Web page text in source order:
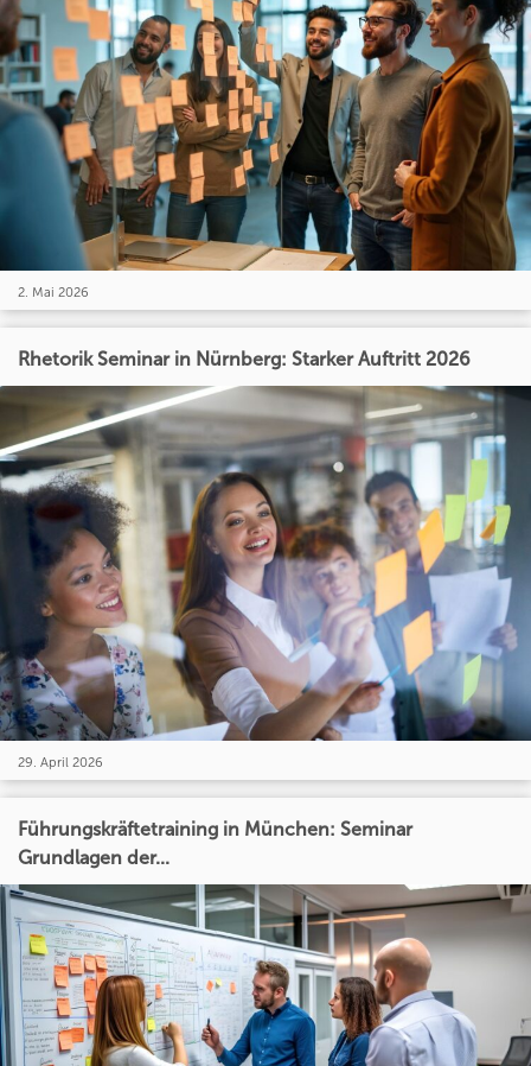
2. Mai 2026
Rhetorik Seminar in Nürnberg: Starker Auftritt 2026
29. April 2026
Führungskräftetraining in München: Seminar
Grundlagen der...